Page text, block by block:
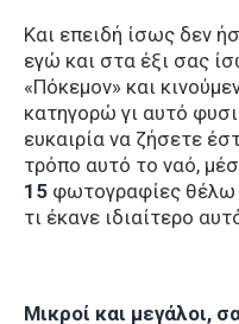
Και επειδή ίσως δεν
εγώ και στα έξι σας
«Πόκεμον» και
κατηγορώ γι αυτό
ευκαιρία να ζήσετε
τρόπο αυτό το ναό,
15 φωτογραφίες θέλω
τι έκανε ιδιαίτερο
Μικροί και μεγάλοι,